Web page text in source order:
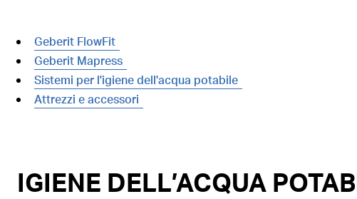
Geberit FlowFit
Geberit Mapress
Sistemi per l'igiene dell'acqua potabile
Attrezzi e accessori
IGIENE DELL’ACQUA